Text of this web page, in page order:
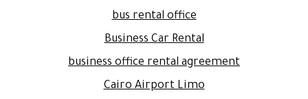
bus rental office
Business Car Rental
business office rental agreement
Cairo Airport Limo